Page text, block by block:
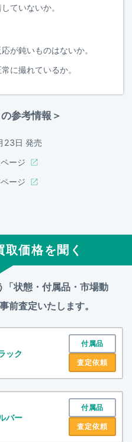
ていないか。
が鈍いものはないか。
に撮れているか。
参考情報＞
23日 発売
ージ
ージ
価格を聞く
「状態・付属品・市場動
前査定いたします。
ック
付属品
査定依頼
バー
付属品
査定依頼